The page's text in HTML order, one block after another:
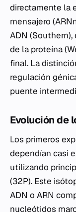
directamente la
mensajero
ADN
de la proteína
final. La
regulación
puente
Evolución de
Los primeros
dependían casi
utilizando
(32P). Este
ADN o ARN
nucleótidos